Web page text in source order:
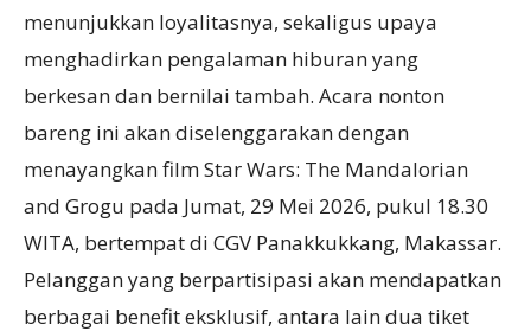
menunjukkan loyalitasnya, sekaligus upaya
menghadirkan pengalaman hiburan yang
berkesan dan bernilai tambah. Acara nonton
bareng ini akan diselenggarakan dengan
menayangkan film Star Wars: The Mandalorian
and Grogu pada Jumat, 29 Mei 2026, pukul 18.30
WITA, bertempat di CGV Panakkukkang, Makassar.
Pelanggan yang berpartisipasi akan mendapatkan
berbagai benefit eksklusif, antara lain dua tiket